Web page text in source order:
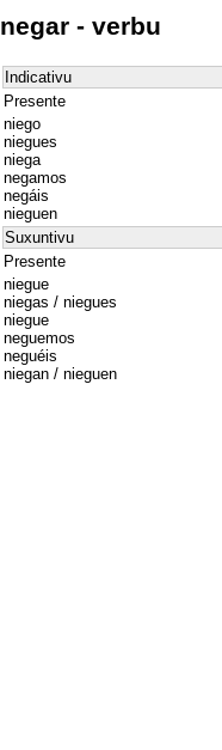
negar - verbu
Indicativu
Presente
niego
niegues
niega
negamos
negáis
nieguen
Suxuntivu
Presente
niegue
niegas / niegues
niegue
neguemos
neguéis
niegan / nieguen